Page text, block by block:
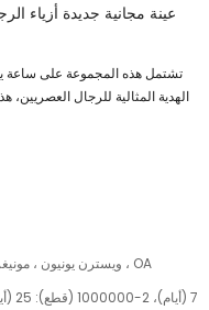
عينة مجانية جديدة أزياء
تشتمل هذه المجموعة على ساعة
الهدية المثالية للرجال العصريين،
L/C ، D/A ، D/P ، T/T ، ويسترن يونيون ، مونيغرام ، OA